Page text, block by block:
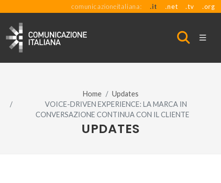
comunicazioneitaliana: .it .net .tv .org
Home
Updates
VOICE-DRIVEN EXPERIENCE: LA MARCA IN
CONVERSAZIONE CONTINUA CON IL CLIENTE
UPDATES